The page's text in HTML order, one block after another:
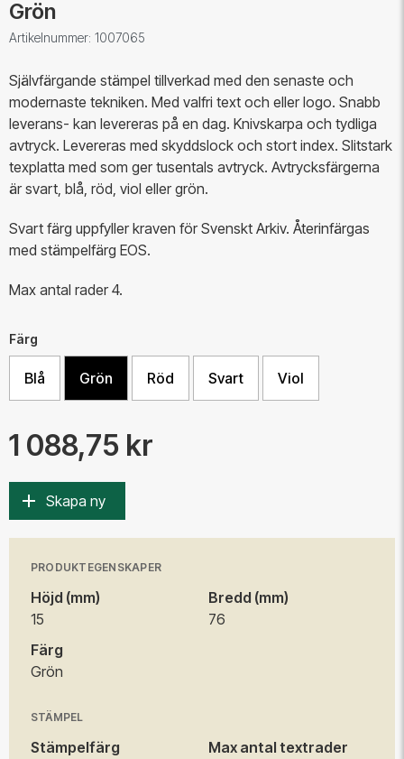
Grön
Artikelnummer: 1007065
Självfärgande stämpel tillverkad med den senaste och
modernaste tekniken. Med valfri text och eller logo. Snabb
leverans- kan levereras på en dag. Knivskarpa och tydliga
avtryck. Levereras med skyddslock och stort index. Slitstark
texplatta med som ger tusentals avtryck. Avtrycksfärgerna
är svart, blå, röd, viol eller grön.
​Svart färg uppfyller kraven för Svenskt Arkiv. Återinfärgas
med stämpelfärg EOS.
Max antal rader 4.
Färg
Blå Grön Röd Svart Viol
1 088,75 kr
Skapa ny
PRODUKTEGENSKAPER
Höjd (mm)
15
Bredd (mm)
76
Färg
Grön
STÄMPEL
Stämpelfärg
Max antal textrader